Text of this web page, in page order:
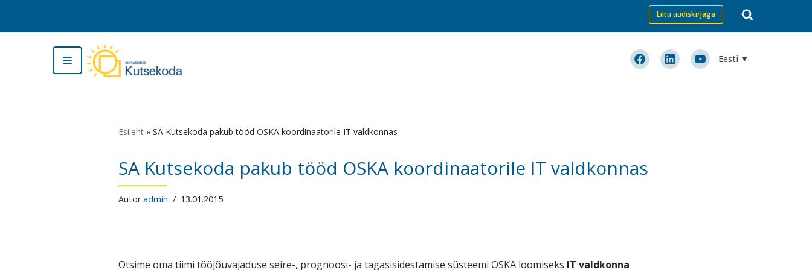
Skip
Liitu uudiskirjaga
Eesti
Esileht» SA Kutsekoda pakub tööd OSKA koordinaatorile IT valdkonnas
SA Kutsekoda pakub tööd OSKA koordinaatorile IT valdkonnas
Autoradmin 13.01.2015
Otsime oma tiimi tööjõuvajaduse seire-, prognoosi- ja tagasisidestamise süsteemi OSKA loomiseks IT valdkonna